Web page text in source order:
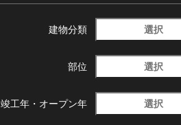
建物分類 選択
部位 選択
竣工年・ オープン年 選択